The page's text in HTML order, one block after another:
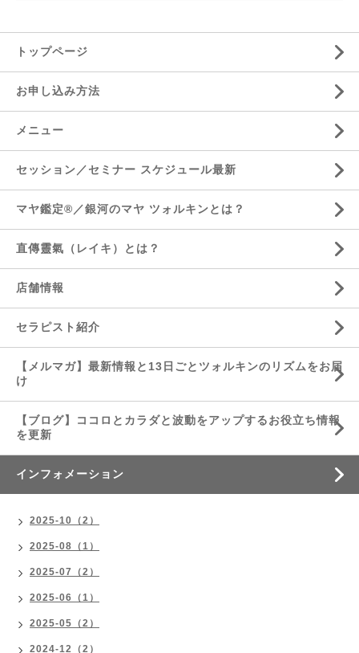
トップページ
お申し込み方法
メニュー
セッション／セミナー スケジュール最新
マヤ鑑定®／銀河のマヤ ツォルキンとは？
直傳靈氣（レイキ）とは？
店舗情報
セラピスト紹介
【メルマガ】最新情報と13日ごとツォルキンのリズムをお届
け
【ブログ】ココロとカラダと波動をアップするお役立ち情報
を更新
インフォメーション
2025-10（2）
2025-08（1）
2025-07（2）
2025-06（1）
2025-05（2）
2024-12（2）